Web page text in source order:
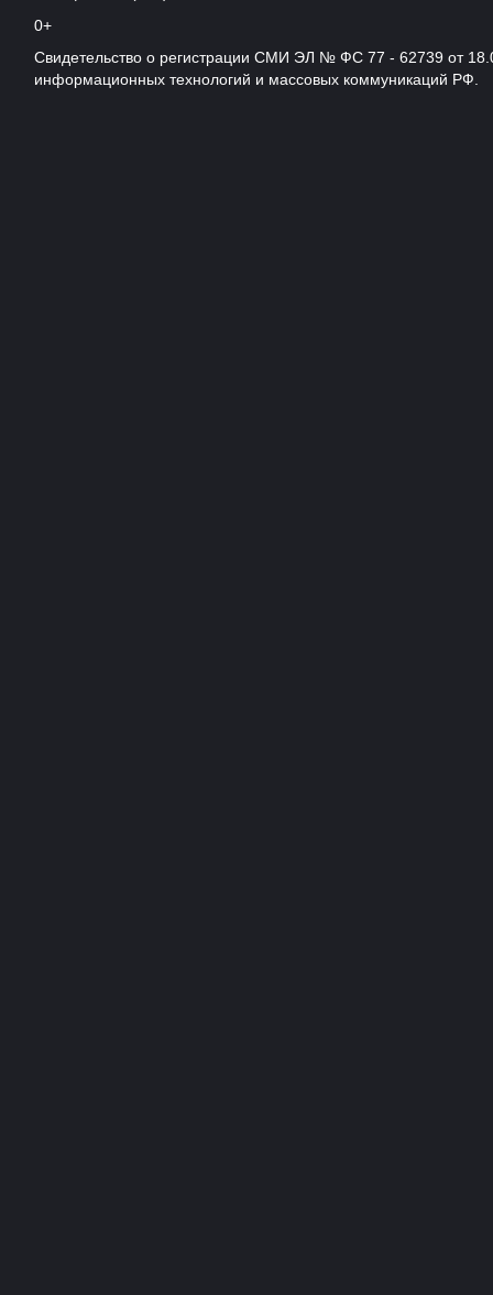
0+
Свидетельство о регистрации СМИ ЭЛ № ФС 77 - 62739 от
информационных технологий и массовых коммуникаций РФ.